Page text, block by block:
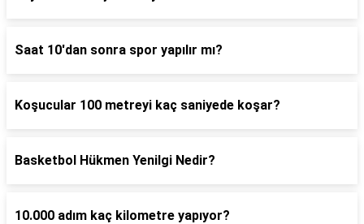
Saat 10'dan sonra spor yapılır mı?
Koşucular 100 metreyi kaç saniyede koşar?
Basketbol Hükmen Yenilgi Nedir?
10.000 adım kaç kilometre yapıyor?